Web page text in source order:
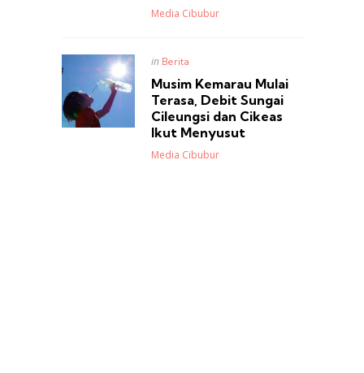
Posted
Media Cibubur
Posted
in Berita
Musim Kemarau Mulai
Terasa, Debit Sungai
Cileungsi dan Cikeas
Ikut Menyusut
Posted
Media Cibubur